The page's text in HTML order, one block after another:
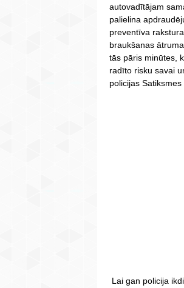
autovadītājam
palielina
preventīva
braukšanas
tās pāris minūtes,
radīto risku savai
policijas
Lai gan policija